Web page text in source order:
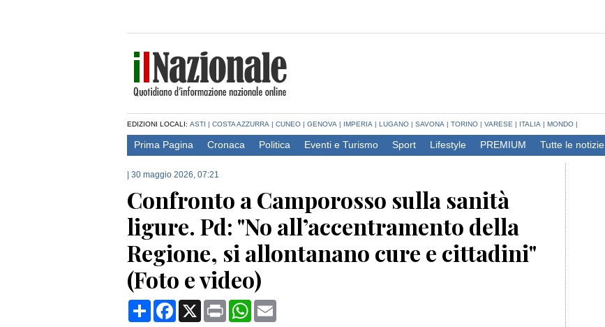
EDIZIONI LOCALI: ASTI | COSTA AZZURRA | CUNEO | GENOVA | IMPERIA | LUGANO | SAVONA | TORINO | VARESE | ITALIA | MONDO |
Prima Pagina Cronaca Politica Eventi e Turismo Sport Lifestyle PREMIUM Tutte le notizie
30 maggio 2026, 07:21
Confronto a Camporosso sulla sanità
ligure. Pd: "No all’accentramento della
Regione, si allontanano cure e cittadini"
(Foto e video)
CondividiFacebook
X Print WhatsApp